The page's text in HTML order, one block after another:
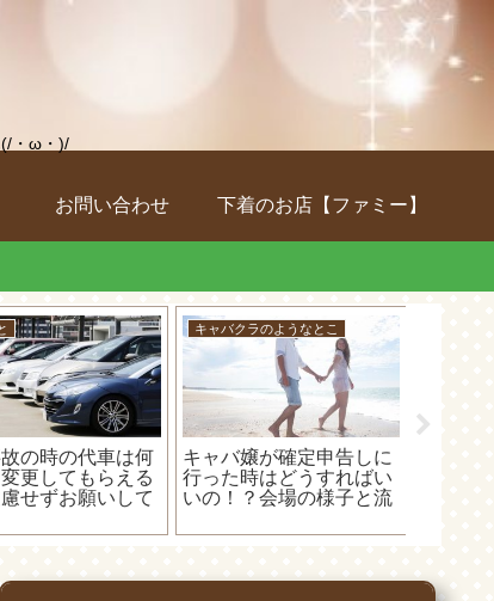
(/・ω・)/
お問い合わせ 下着のお店【ファミー】
撮影BOXが良す
、ブログ用の写
てる裏側を見せ
キャバクラのようなとこ
現金出納帳でお金が多か
ったり少なかったりした
時の書き方は「雑収入」